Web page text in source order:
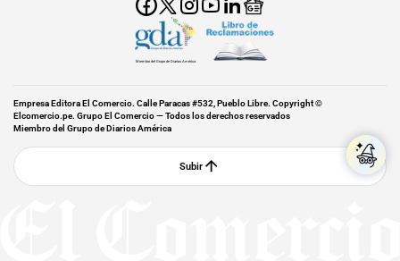
Miembro del Grupo de Diarios América
Empresa Editora El Comercio. Calle Paracas #532, Pueblo Libre. Copyright ©
Elcomercio.pe. Grupo El Comercio — Todos los derechos reservados
Miembro del Grupo de Diarios América
Subir